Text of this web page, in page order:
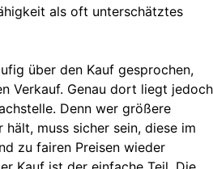
als oft unterschätztes
über den Kauf gesprochen,
Verkauf. Genau dort liegt jedoch
Denn wer größere
muss sicher sein, diese im
zu fairen Preisen wieder